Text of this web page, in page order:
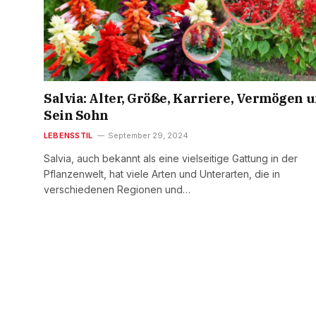
Salvia: Alter, Größe, Karriere, Vermögen
Sein Sohn
LEBENSSTIL September 29, 2024
Salvia, auch bekannt als eine vielseitige Gattung in der
Pflanzenwelt, hat viele Arten und Unterarten, die in
verschiedenen Regionen und…